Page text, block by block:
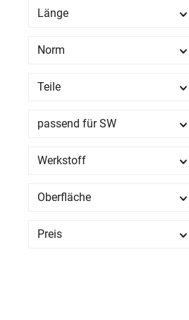
Länge
Norm
Teile
passend für SW
Werkstoff
Oberfläche
Preis